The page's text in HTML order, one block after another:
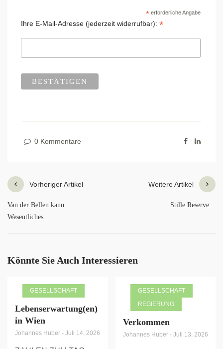
*erforderliche Angabe
Ihre E-Mail-Adresse (jederzeit widerrufbar): *
0 Kommentare
Vorheriger Artikel
Van der Bellen kann
Wesentliches
Weitere Artikel
Stille Reserve
Könnte Sie Auch Interessieren
GESELLSCHAFT
Lebenserwartung(en)
in Wien
Johannes Huber - Juli 14, 2026
GESELLSCHAFT
REGIERUNG
Verkommen
Johannes Huber - Juli 13, 2026